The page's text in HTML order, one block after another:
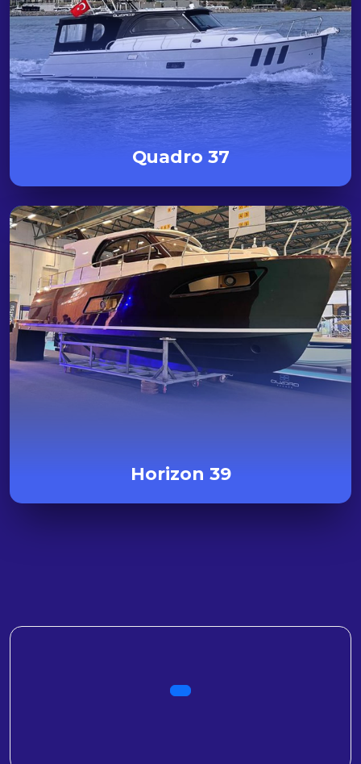
Quadro 37
Horizon 39